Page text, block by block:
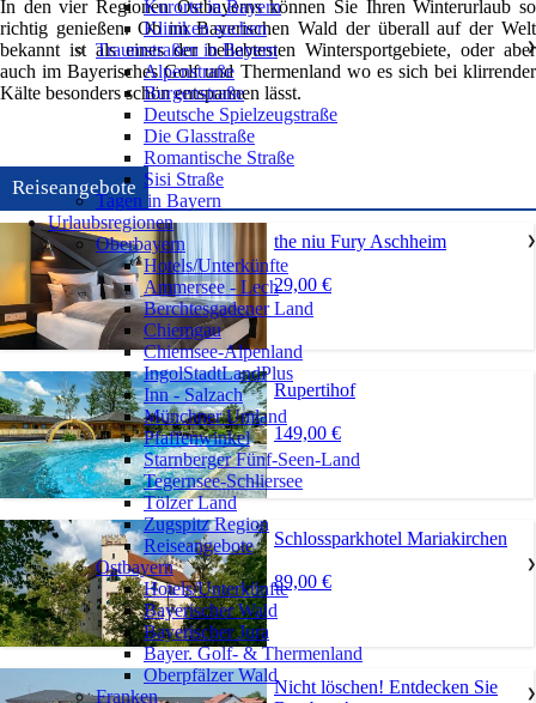
In den vier Regionen Ostbayerns können Sie Ihren Winterurlaub so
richtig genießen. Ob im Bayerischen Wald der überall auf der Welt
bekannt ist als eines der beliebtesten Wintersportgebiete, oder aber
auch im Bayerisches Golf und Thermenland wo es sich bei klirrender
Kälte besonders schön entspannen lässt.
Reiseangebote
the niu Fury Aschheim
29,00 €
Rupertihof
149,00 €
Schlossparkhotel Mariakirchen
89,00 €
Nicht löschen! Entdecken Sie
Kurorte in Bayern
Kliniken suchen
Traumstraßen in Bayern
❯
Alpenstraße
Burgenstraße
Deutsche Spielzeugstraße
Die Glasstraße
Romantische Straße
Sisi Straße
Tagen in Bayern
Urlaubsregionen
Oberbayern
❯
Hotels/Unterkünfte
Ammersee - Lech
Berchtesgadener Land
Chiemgau
Chiemsee-Alpenland
IngolStadtLandPlus
Inn - Salzach
Münchner Umland
Pfaffenwinkel
Starnberger Fünf-Seen-Land
Tegernsee-Schliersee
Tölzer Land
Zugspitz Region
Reiseangebote
Ostbayern
❯
Hotels/Unterkünfte
Bayerischer Wald
Bayerischer Jura
Bayer. Golf- & Thermenland
Oberpfälzer Wald
Franken
❯